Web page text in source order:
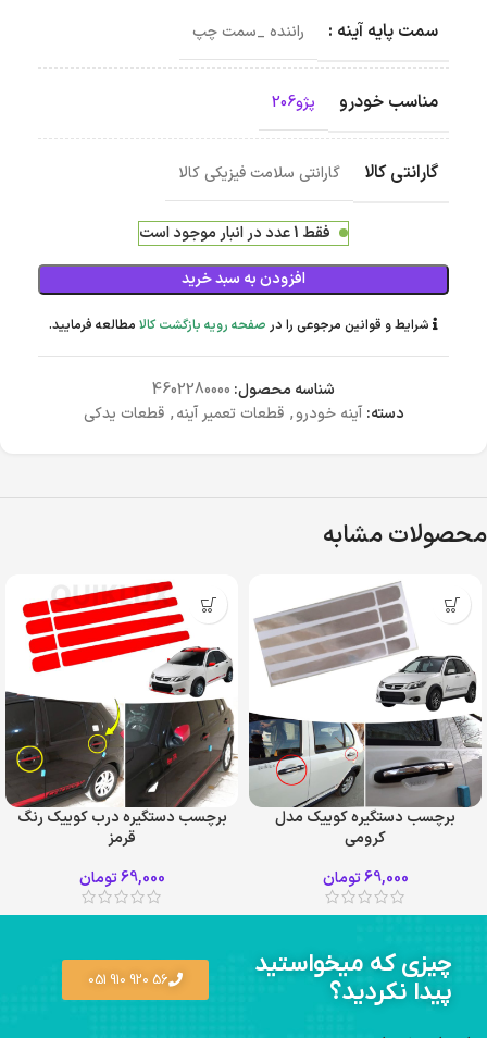
سمت پایه آینه : راننده _سمت چپ
مناسب خودرو پژو206
گارانتی کالا گارانتی سلامت فیزیکی کالا
فقط 1 عدد در انبار موجود است
افزودن به سبد خرید
شرایط و قوانین مرجوعی را در صفحه رویه بازگشت کالا مطالعه فرمایید.
شناسه محصول: 4602280000
دسته: آینه خودرو, قطعات تعمیر آینه, قطعات یدکی
محصولات مشابه
برچسب دستگیره کوییک مدل
کرومی
69,000تومان
برچسب دستگیره درب کوییک رنگ
قرمز
69,000تومان
چیزی که میخواستید
پیدا نکردید؟
56 920 910 051